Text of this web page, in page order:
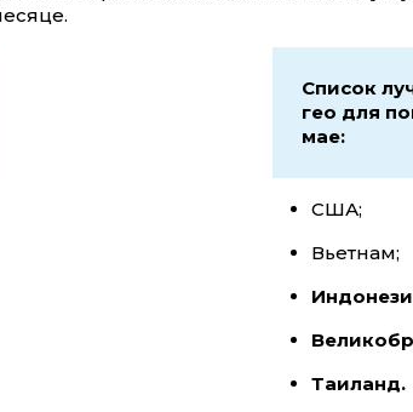
Список
гео для
мае:
США;
Вьетнам;
Таиланд.